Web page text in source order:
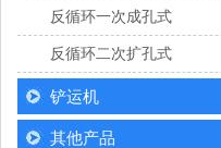
反循环一次成孔式
反循环二次扩孔式
铲运机
其他产品